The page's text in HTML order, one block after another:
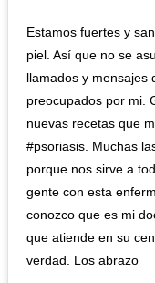
Estamos fuertes y
piel. Así que no se
llamados y mensajes
preocupados por mi.
nuevas recetas que
#psoriasis. Muchas
porque nos sirve a
gente con esta
conozco que es mi
que atiende en su
verdad. Los abrazo